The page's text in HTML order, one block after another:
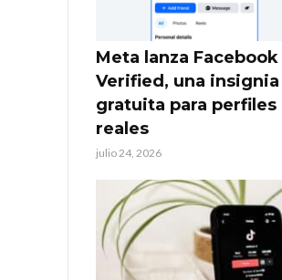
Meta lanza Facebook
Verified, una insignia
gratuita para perfiles
reales
julio 24, 2026